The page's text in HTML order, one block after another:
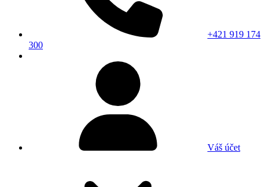
+421 919 174
300
Váš účet